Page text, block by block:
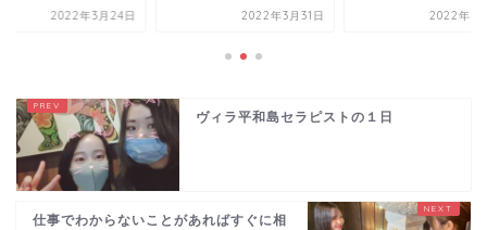
2022年3月24日 2022年3月31日 2022年4
ヴィラ平和島セラピストの１日
仕事でわからないことがあればすぐに相